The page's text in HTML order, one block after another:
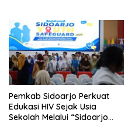
Pemkab Sidoarjo Perkuat
Edukasi HIV Sejak Usia
Sekolah Melalui “Sidoarjo